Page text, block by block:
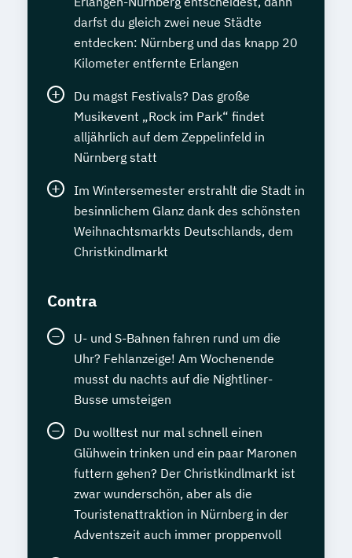
darfst du gleich zwei neue Städte
entdecken: Nürnberg und das knapp 20
Kilometer entfernte Erlangen
Du magst Festivals? Das große
Musikevent „Rock im Park“ findet
alljährlich auf dem Zeppelinfeld in
Nürnberg statt
Im Wintersemester erstrahlt die Stadt in
besinnlichem Glanz dank des schönsten
Weihnachtsmarkts Deutschlands, dem
Christkindlmarkt
Contra
U- und S-Bahnen fahren rund um die
Uhr? Fehlanzeige! Am Wochenende
musst du nachts auf die Nightliner-
Busse umsteigen
Du wolltest nur mal schnell einen
Glühwein trinken und ein paar Maronen
futtern gehen? Der Christkindlmarkt ist
zwar wunderschön, aber als die
Touristenattraktion in Nürnberg in der
Adventszeit auch immer proppenvoll